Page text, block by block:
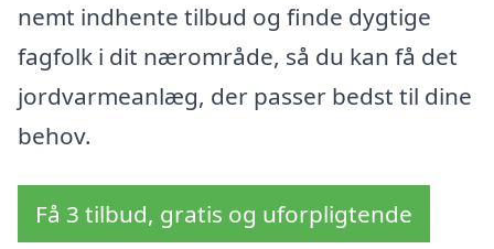
nemt indhente tilbud og finde dygtige
fagfolk i dit nærområde, så du kan få det
jordvarmeanlæg, der passer bedst til dine
behov.
Få 3 tilbud, gratis og uforpligtende